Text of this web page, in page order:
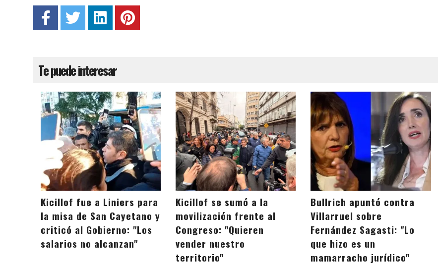
Te puede interesar
Kicillof fue a Liniers para
la misa de San Cayetano y
criticó al Gobierno: "Los
salarios no alcanzan"
Kicillof se sumó a la
movilización frente al
Congreso: "Quieren
vender nuestro
territorio"
Bullrich apuntó contra
Villarruel sobre
Fernández Sagasti: "Lo
que hizo es un
mamarracho jurídico"